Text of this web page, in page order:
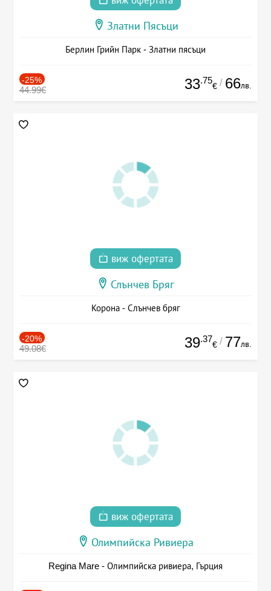
Златни Пясъци
Берлин Грийн Парк - Златни пясъци
-25%
44.99€ 33.75
€ / 66лв.
виж офертата
Слънчев Бряг
Корона - Слънчев бряг
-20%
49.08€ 39.37
€ / 77лв.
виж офертата
Олимпийска Ривиера
Regina Mare - Олимпийска ривиера, Гърция